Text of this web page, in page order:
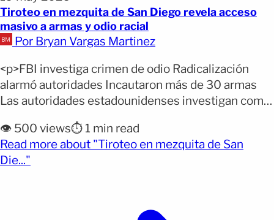
Tiroteo en mezquita de San Diego revela acceso
masivo a armas y odio racial
Por Bryan Vargas Martinez
<p>FBI investiga crimen de odio Radicalización
alarmó autoridades Incautaron más de 30 armas
Las autoridades estadounidenses investigan como
la mezquita más grande de San Diego, California,
que dejó tres personas muertas. El FBI aseguró que
los dos sospechosos compartían un “odio
👁️ 500 views⏱️ 1 min read
Read more about "Tiroteo en mezquita de San
Die..."